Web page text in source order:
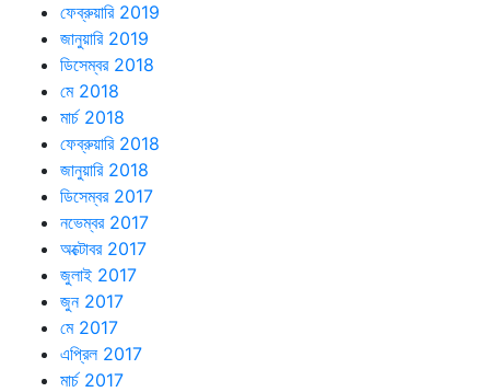
ফেব্রুয়ারি 2019
জানুয়ারি 2019
ডিসেম্বর 2018
মে 2018
মার্চ 2018
ফেব্রুয়ারি 2018
জানুয়ারি 2018
ডিসেম্বর 2017
নভেম্বর 2017
অক্টোবর 2017
জুলাই 2017
জুন 2017
মে 2017
এপ্রিল 2017
মার্চ 2017